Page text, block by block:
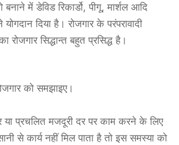
बनाने में डेविड रिकार्डो, पीगू, मार्शल आदि
योगदान दिया है। रोजगार के परंपरावादी
रोजगार सिद्धान्त बहुत प्रसिद्ध है।
को समझाइए।
या प्रचलित मजदूरी दर पर काम करने के लिए
से कार्य नहीं मिल पाता है तो इस समस्या को